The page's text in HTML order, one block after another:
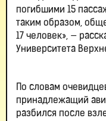
погибшими 15
таким образом,
17 человек», —
Университета
По словам
принадлежащий
разбился после